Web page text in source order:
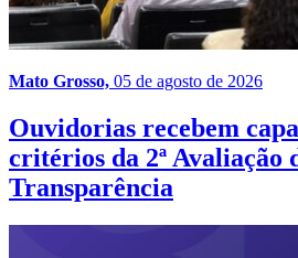
Mato Grosso, 05 de agosto de 2026
Ouvidorias recebem
critérios da 2ª Avaliação
Transparência